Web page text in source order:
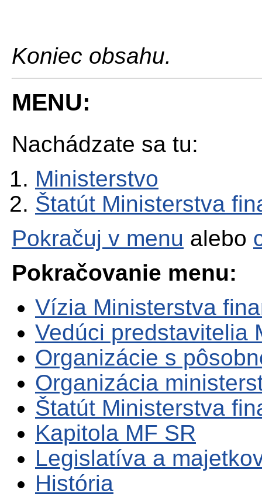
Koniec obsahu.
MENU:
Nachádzate sa tu:
Ministerstvo
Štatút Ministerstva
Pokračuj v menu alebo
Pokračovanie menu:
Vízia Ministerstva
Vedúci predstavitelia
Organizácie s
Organizácia
Štatút Ministerstva
Kapitola MF SR
Legislatíva a
História